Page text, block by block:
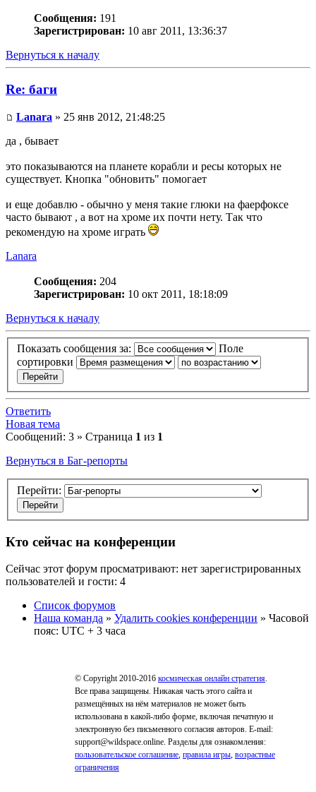
Сообщения: 191
Зарегистрирован: 10 авг 2011, 13:36:37
Вернуться к началу
Re: баги
Lanara » 25 янв 2012, 21:48:25
да , бывает
это показываются на планете корабли и ресы которых не
существует. Кнопка "обновить" помогает
и еще добавлю - обычно у меня такие глюки на фаерфоксе
часто бывают , а вот на хроме их почти нету. Так что
рекомендую на хроме играть
Lanara
Сообщения: 204
Зарегистрирован: 10 окт 2011, 18:18:09
Вернуться к началу
Показать сообщения за:
Поле
сортировки
Ответить
Новая тема
Сообщений: 3 » Страница 1 из 1
Вернуться в Баг-репорты
Перейти:
Кто сейчас на конференции
Сейчас этот форум просматривают: нет зарегистрированных
пользователей и гости: 4
Список форумов
Наша команда » Удалить cookies конференции » Часовой
пояс: UTC + 3 часа
© Copyright 2010-2016 космическая онлайн стратегия.
Все права защищены. Никакая часть этого сайта и
размещённых на нём материалов не может быть
использована в какой-либо форме, включая печатную и
электронную без письменного согласия авторов. E-mail:
support@wildspace.online. Разделы для ознакомления:
пользовательское соглашение, правила игры, возрастные
ограничения